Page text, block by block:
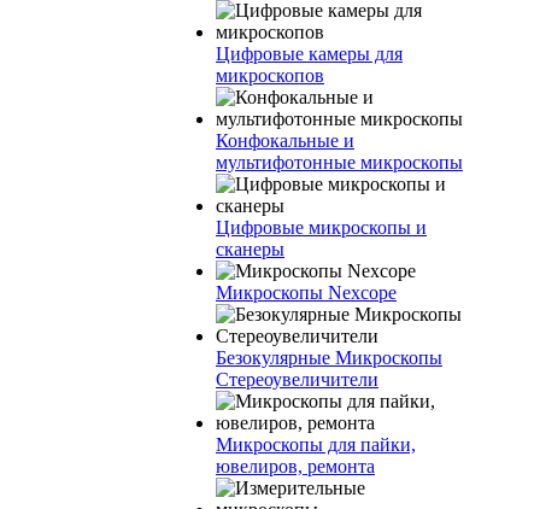
Цифровые камеры для
микроскопов
Конфокальные и
мультифотонные микроскопы
Цифровые микроскопы и
сканеры
Микроскопы Nexcope
Безокулярные Микроскопы
Стереоувеличители
Микроскопы для пайки,
ювелиров, ремонта